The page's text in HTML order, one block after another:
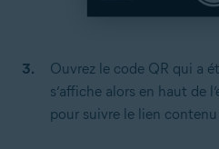
Ouvrez le code QR qui a
s’affiche alors en haut de
pour suivre le lien